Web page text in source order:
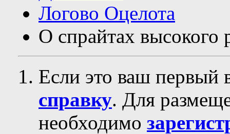
Логово Оцелота
О спрайтах высокого
Если это ваш первый
справку. Для
необходимо